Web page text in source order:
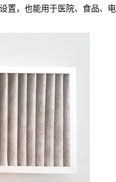
置，也能用于医院、食品、